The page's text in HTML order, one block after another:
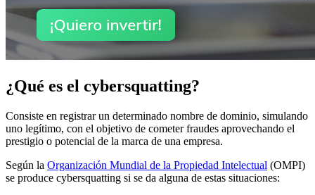
¿Qué es el cybersquatting?
Consiste en registrar un determinado nombre de dominio, simulando
uno legítimo, con el objetivo de cometer fraudes aprovechando el
prestigio o potencial de la marca de una empresa.
Según la Organización Mundial de la Propiedad Intelectual (OMPI)
se produce cybersquatting si se da alguna de estas situaciones: